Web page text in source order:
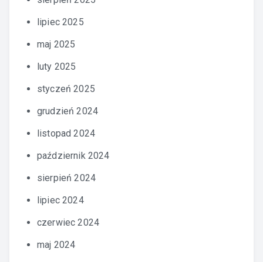
lipiec 2025
maj 2025
luty 2025
styczeń 2025
grudzień 2024
listopad 2024
październik 2024
sierpień 2024
lipiec 2024
czerwiec 2024
maj 2024